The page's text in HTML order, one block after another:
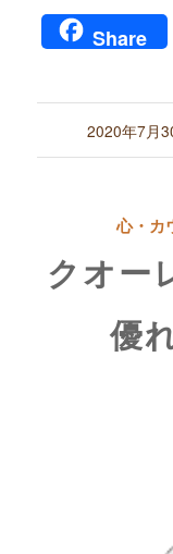
Share
2020年7月
/
心・カ
クオー
優